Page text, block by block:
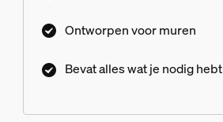
Ontworpen voor muren
Bevat alles wat je nodig hebt